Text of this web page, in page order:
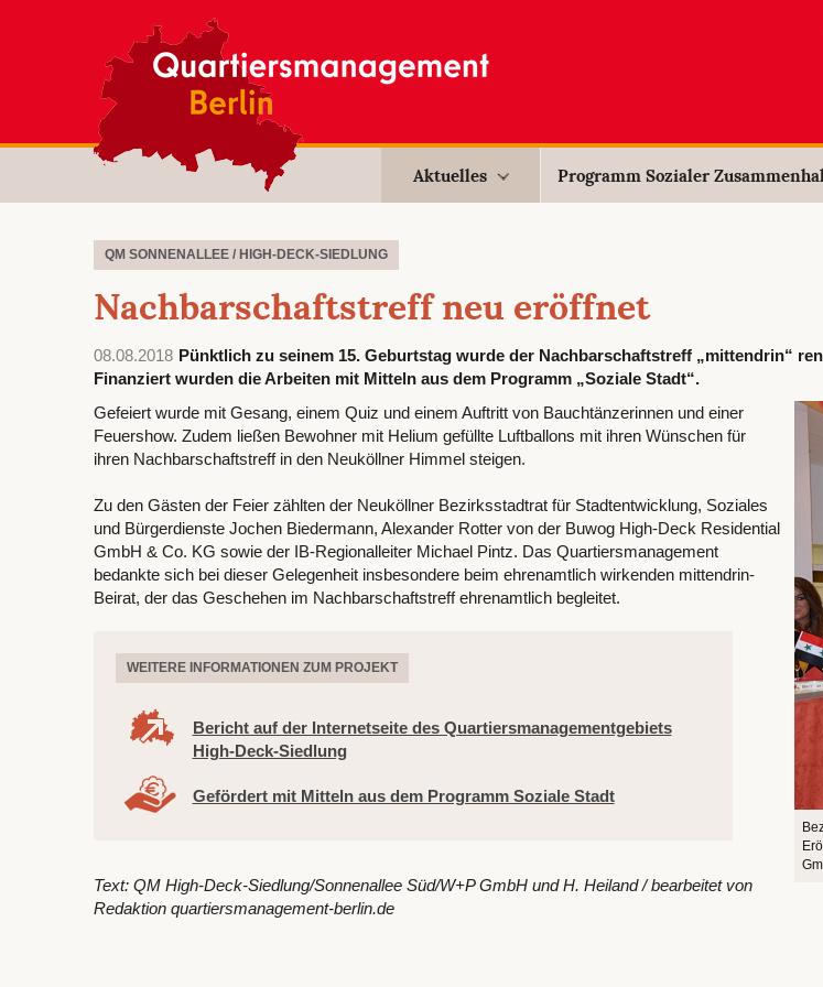
Aktuelles Programm Sozialer
QM SONNENALLEE / HIGH-DECK-SIEDLUNG
Nachbarschaftstreff neu eröffnet
08.08.2018 Pünktlich zu seinem 15. Geburtstag wurde der Nachbarschaftstreff „mittendrin“
Finanziert wurden die Arbeiten mit Mitteln aus dem Programm „Soziale Stadt“.
Gefeiert wurde mit Gesang, einem Quiz und einem Auftritt von Bauchtänzerinnen und einer
Feuershow. Zudem ließen Bewohner mit Helium gefüllte Luftballons mit ihren Wünschen für
ihren Nachbarschaftstreff in den Neuköllner Himmel steigen.
Zu den Gästen der Feier zählten der Neuköllner Bezirksstadtrat für Stadtentwicklung, Soziales
und Bürgerdienste Jochen Biedermann, Alexander Rotter von der Buwog High-Deck Residential
GmbH & Co. KG sowie der IB-Regionalleiter Michael Pintz. Das Quartiersmanagement
bedankte sich bei dieser Gelegenheit insbesondere beim ehrenamtlich wirkenden mittendrin-
Beirat, der das Geschehen im Nachbarschaftstreff ehrenamtlich begleitet.
WEITERE INFORMATIONEN ZUM PROJEKT
Bericht auf der Internetseite des Quartiersmanagementgebiets
High-Deck-Siedlung
Gefördert mit Mitteln aus dem Programm Soziale Stadt
Text: QM High-Deck-Siedlung/Sonnenallee Süd/W+P GmbH und H. Heiland / bearbeitet von
Redaktion quartiersmanagement-berlin.de